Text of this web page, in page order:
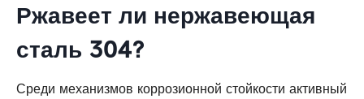
Ржавеет ли нержавеющая
сталь 304?
Среди механизмов коррозионной стойкости активный